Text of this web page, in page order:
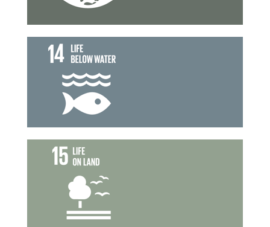
เป้าหมายที่ 14
การใช้ประโยชน์จากมหาสมุทร และทรัพยากร
เป้าหมายที่ 15